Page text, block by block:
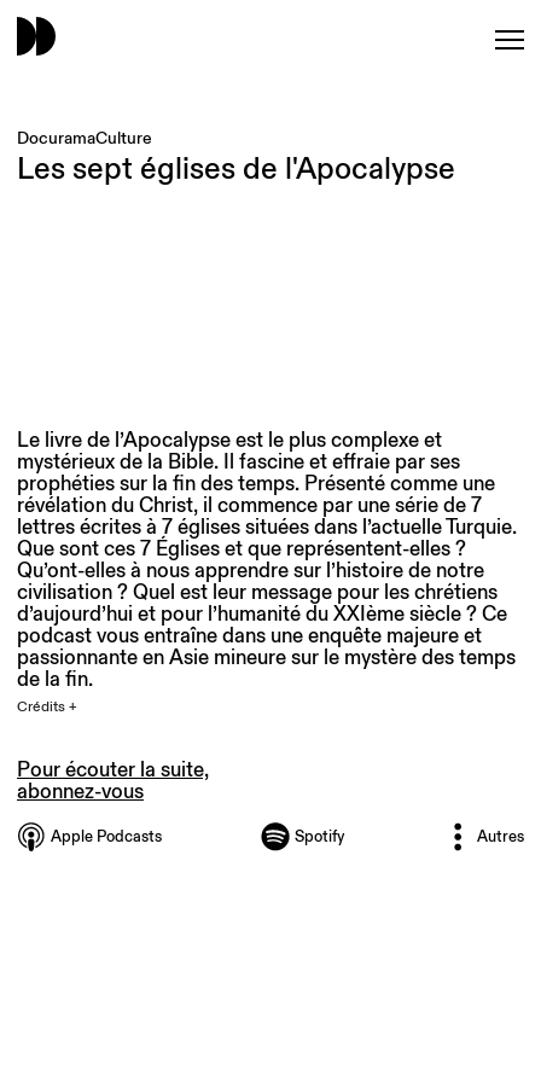
DocuramaCulture
Les sept églises de l'Apocalypse
Le livre de l’Apocalypse est le plus complexe et
mystérieux de la Bible. Il fascine et effraie par ses
prophéties sur la fin des temps. Présenté comme une
révélation du Christ, il commence par une série de 7
lettres écrites à 7 églises situées dans l’actuelle Turquie.
Que sont ces 7 Églises et que représentent-elles ?
Qu’ont-elles à nous apprendre sur l’histoire de notre
civilisation ? Quel est leur message pour les chrétiens
d’aujourd’hui et pour l’humanité du XXIème siècle ? Ce
podcast vous entraîne dans une enquête majeure et
passionnante en Asie mineure sur le mystère des temps
de la fin.
Crédits +
Pour écouter la suite,
abonnez-vous
Apple Podcasts Spotify Autres